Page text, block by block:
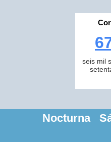
seis mil
Nocturna